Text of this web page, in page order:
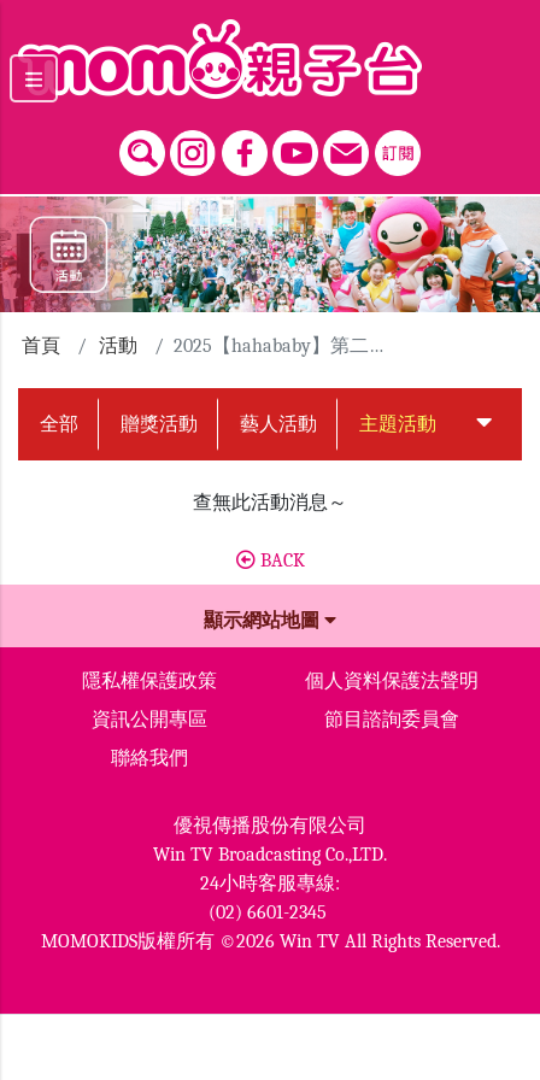
首頁 活動 2025【hahababy】第二屆擁抱點點路跑活動
全部 贈獎活動 藝人活動 主題活動 中獎名
查無此活動消息～
BACK
顯示網站地圖
隱私權保護政策
個人資料保護法聲明
資訊公開專區
節目諮詢委員會
聯絡我們
優視傳播股份有限公司
Win TV Broadcasting Co.,LTD.
24小時客服專線:
(02) 6601-2345
MOMOKIDS版權所有 ©2026 Win TV All Rights Reserved.